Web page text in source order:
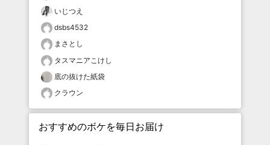
いじつえ
dsbs4532
まさとし
タスマニアこけし
底の抜けた紙袋
クラウン
おすすめのボケを毎日お届け